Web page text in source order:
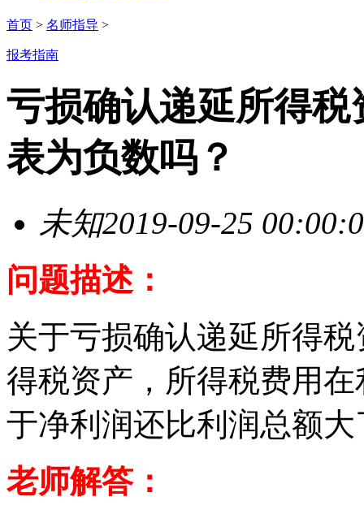
首页 > 名师指导 >
报考指南
亏损确认递延所得
表为负数吗？
未知2019-09-25
问题描述：
关于亏损确认递延所得
得税资产，所得税费用
于净利润还比利润总额大
老师解答：